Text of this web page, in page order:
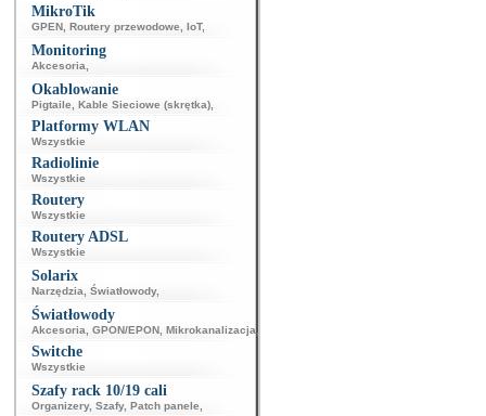
MikroTik
GPEN Routery przewodowe IoT,
Monitoring
Akcesoria
Okablowanie
Pigtaile Kable Sieciowe (skrętka)
Platformy WLAN
Wszystkie
Radiolinie
Wszystkie
Routery
Wszystkie
Routery ADSL
Wszystkie
Solarix
Narzędzia Światłowody,
Światłowody
Akcesoria GPON/EPON Mikrokanalizacja
Switche
Wszystkie
Szafy rack 10/19 cali
Organizery, Szafy, Patch panele